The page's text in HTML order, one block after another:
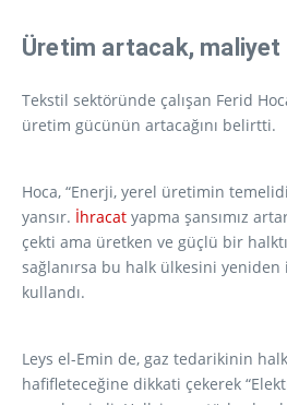
Üretim artacak, maliyet
Tekstil sektöründe çalışan Ferid
üretim gücünün artacağını belirtti.
Hoca, “Enerji, yerel üretimin
yansır. İhracat yapma şansımız
çekti ama üretken ve güçlü bir
sağlanırsa bu halk ülkesini
kullandı.
Leys el-Emin de, gaz tedarikinin
hafifleteceğine dikkati çekerek